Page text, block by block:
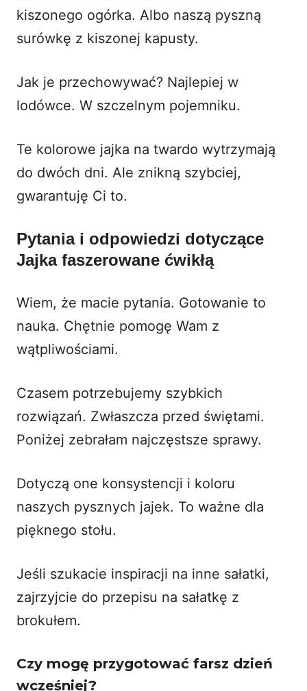
kiszonego ogórka. Albo naszą pyszną
surówkę z kiszonej kapusty.
Jak je przechowywać? Najlepiej w
lodówce. W szczelnym pojemniku.
Te kolorowe jajka na twardo wytrzymają
do dwóch dni. Ale znikną szybciej,
gwarantuję Ci to.
Pytania i odpowiedzi dotyczące
Jajka faszerowane ćwikłą
Wiem, że macie pytania. Gotowanie to
nauka. Chętnie pomogę Wam z
wątpliwościami.
Czasem potrzebujemy szybkich
rozwiązań. Zwłaszcza przed świętami.
Poniżej zebrałam najczęstsze sprawy.
Dotyczą one konsystencji i koloru
naszych pysznych jajek. To ważne dla
pięknego stołu.
Jeśli szukacie inspiracji na inne sałatki,
zajrzyjcie do przepisu na sałatkę z
brokułem.
Czy mogę przygotować farsz dzień
wcześniej?